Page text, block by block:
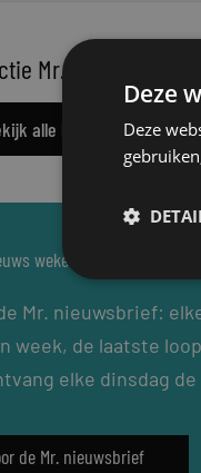
Mr.
alle berichten
wekelijks in uw inbox?
Mr. nieuwsbrief:
week, de laatste
elke dinsdag
de Mr. nieuwsbrief
Deze
Deze